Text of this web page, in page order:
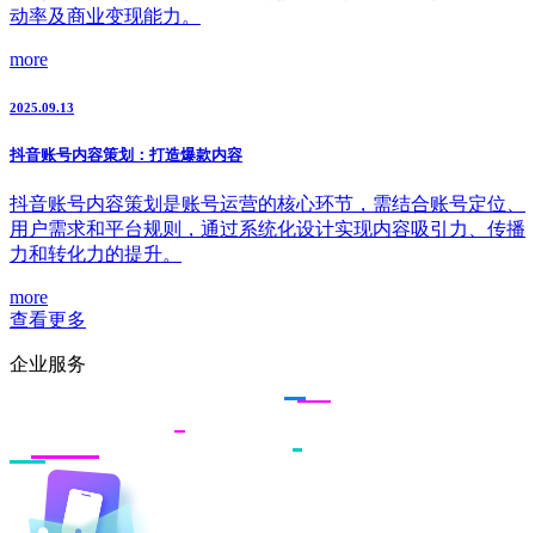
动率及商业变现能力。
more
2025.09.13
抖音账号内容策划：打造爆款内容
抖音账号内容策划是账号运营的核心环节，需结合账号定位、
用户需求和平台规则，通过系统化设计实现内容吸引力、传播
力和转化力的提升。
more
查看更多
企业服务